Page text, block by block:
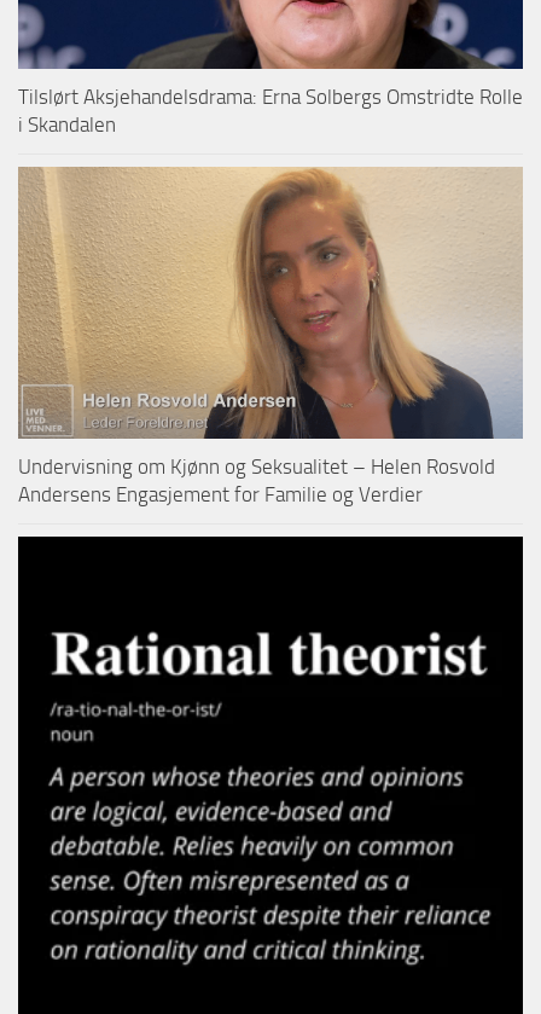
Tilslørt Aksjehandelsdrama: Erna Solbergs Omstridte Rolle
i Skandalen
Undervisning om Kjønn og Seksualitet – Helen Rosvold
Andersens Engasjement for Familie og Verdier